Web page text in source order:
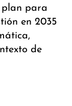
plan para
en 2035
de